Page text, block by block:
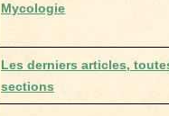
Mycologie
Les derniers articles,
sections